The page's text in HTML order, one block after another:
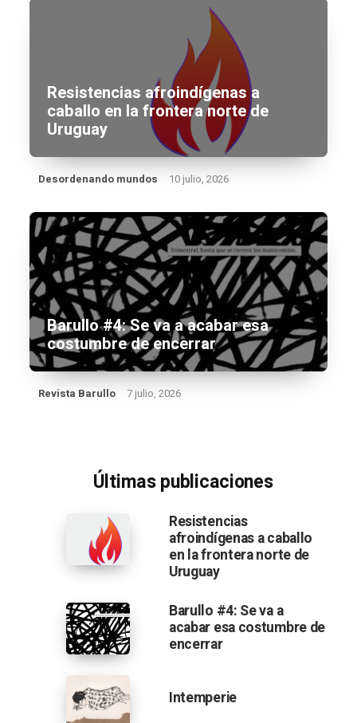
Resistencias afroindígenas a
caballo en la frontera norte de
Uruguay
Desordenando mundos 10 julio, 2026
Barullo #4: Se va a acabar esa
costumbre de encerrar
Revista Barullo 7 julio, 2026
Últimas publicaciones
Resistencias
afroindígenas a caballo
en la frontera norte de
Uruguay
Barullo #4: Se va a
acabar esa costumbre de
encerrar
Intemperie